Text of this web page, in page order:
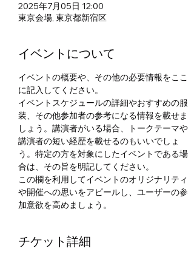
2025年7月05日 12:00
東京会場, 東京都新宿区
イベントについて
イベントの概要や、その他の必要情報をここ
に記入してください。
イベントスケジュールの詳細やおすすめの服
装、その他参加者の参考になる情報を載せま
しょう。講演者がいる場合、トークテーマや
講演者の短い経歴を載せるのもいいでしょ
う。特定の方を対象にしたイベントである場
合は、その旨を明記してください。
この欄を利用してイベントのオリジナリティ
や開催への思いをアピールし、ユーザーの参
加意欲を高めましょう。
チケット詳細